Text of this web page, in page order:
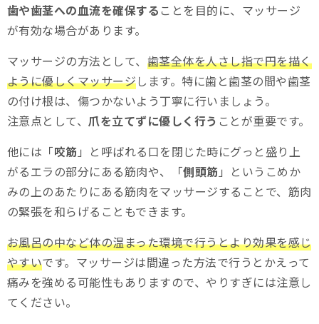
歯や歯茎への血流を確保する ことを目的に、マッサージ
が有効な場合があります。
マッサージの方法として、 歯茎全体を人さし指で円を描く
ように優しくマッサージします。特に歯と歯茎の間や歯茎
の付け根は、傷つかないよう丁寧に行いましょう。
注意点として、 爪を立てずに優しく行う ことが重要です。
他には「咬筋 」と呼ばれる口を閉じた時にグっと盛り上
がるエラの部分にある筋肉や、「側頭筋 」というこめか
みの上のあたりにある筋肉をマッサージすることで、筋肉
の緊張を和らげることもできます。
お風呂の中など体の温まった環境で行うとより効果を感じ
やすいです。マッサージは間違った方法で行うとかえって
痛みを強める可能性もありますので、やりすぎには注意し
てください。